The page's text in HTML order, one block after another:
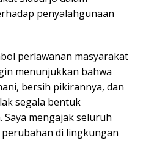
penyalahgunaan
perlawanan masyarakat
menunjukkan bahwa
bersih pikirannya, dan
segala bentuk
mengajak seluruh
di lingkungan